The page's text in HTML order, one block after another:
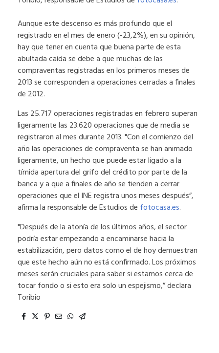
Aunque este descenso es más profundo que el
registrado en el mes de enero (-23,2%), en su opinión,
hay que tener en cuenta que buena parte de esta
abultada caída se debe a que muchas de las
compraventas registradas en los primeros meses de
2013 se corresponden a operaciones cerradas a finales
de 2012.
Las 25.717 operaciones registradas en febrero superan
ligeramente las 23.620 operaciones que de media se
registraron al mes durante 2013. "Con el comienzo del
año las operaciones de compraventa se han animado
ligeramente, un hecho que puede estar ligado a la
tímida apertura del grifo del crédito por parte de la
banca y a que a finales de año se tienden a cerrar
operaciones que el INE registra unos meses después”,
afirma la responsable de Estudios de fotocasa.es.
"Después de la atonía de los últimos años, el sector
podría estar empezando a encaminarse hacia la
estabilización, pero datos como el de hoy demuestran
que este hecho aún no está confirmado. Los próximos
meses serán cruciales para saber si estamos cerca de
tocar fondo o si esto era solo un espejismo,” declara
Toribio